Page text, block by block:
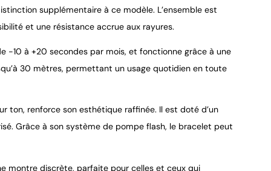
supplémentaire à ce modèle. L’ensemble est
et une résistance accrue aux rayures.
-10 à +20 secondes par mois, et fonctionne grâce à une
30 mètres, permettant un usage quotidien en toute
ton, renforce son esthétique raffinée. Il est doté d’un
Grâce à son système de pompe flash, le bracelet peut
montre discrète, parfaite pour celles et ceux qui